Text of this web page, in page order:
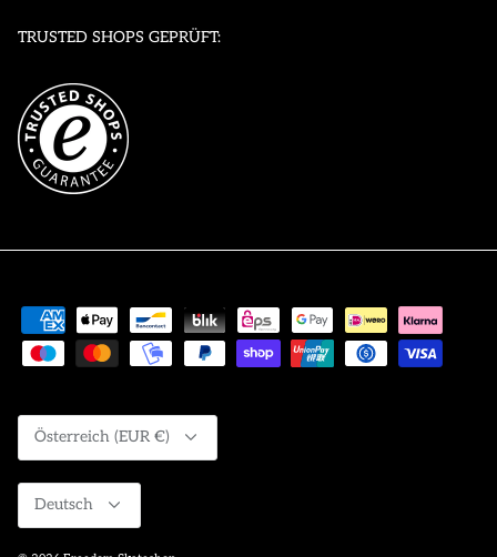
TRUSTED SHOPS GEPRÜFT:
Währung
Österreich (EUR €)
Sprache
Deutsch